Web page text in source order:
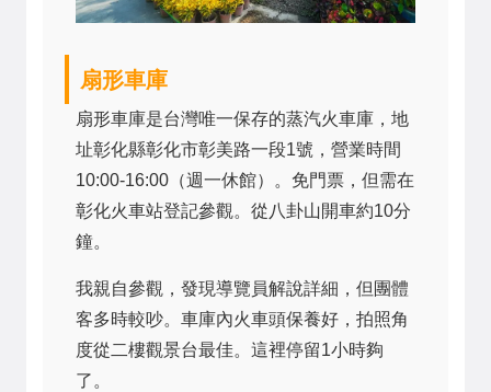
扇形車庫
扇形車庫是台灣唯一保存的蒸汽火車庫，地
址彰化縣彰化市彰美路一段1號，營業時間
10:00-16:00（週一休館）。免門票，但需在
彰化火車站登記參觀。從八卦山開車約10分
鐘。
我親自參觀，發現導覽員解說詳細，但團體
客多時較吵。車庫內火車頭保養好，拍照角
度從二樓觀景台最佳。這裡停留1小時夠
了。